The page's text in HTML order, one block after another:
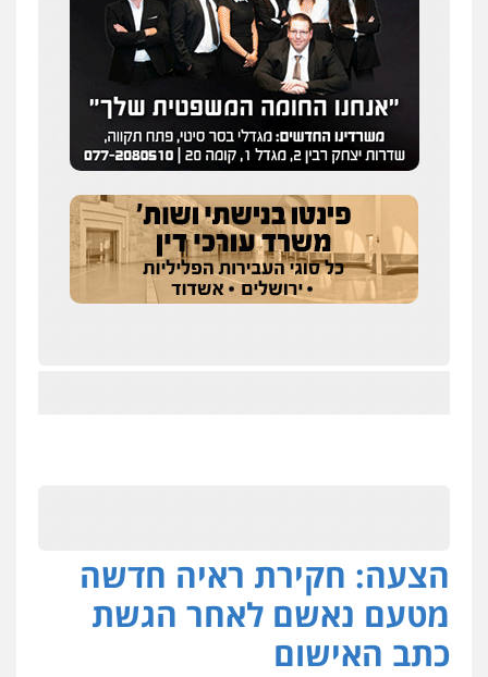
הצעה: חקירת ראיה חדשה
מטעם נאשם לאחר הגשת
כתב האישום